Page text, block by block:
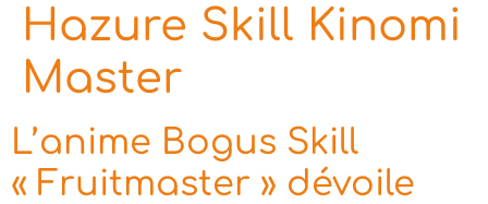
Hazure Skill Kinomi
Master
L’anime Bogus Skill
« Fruitmaster » dévoile